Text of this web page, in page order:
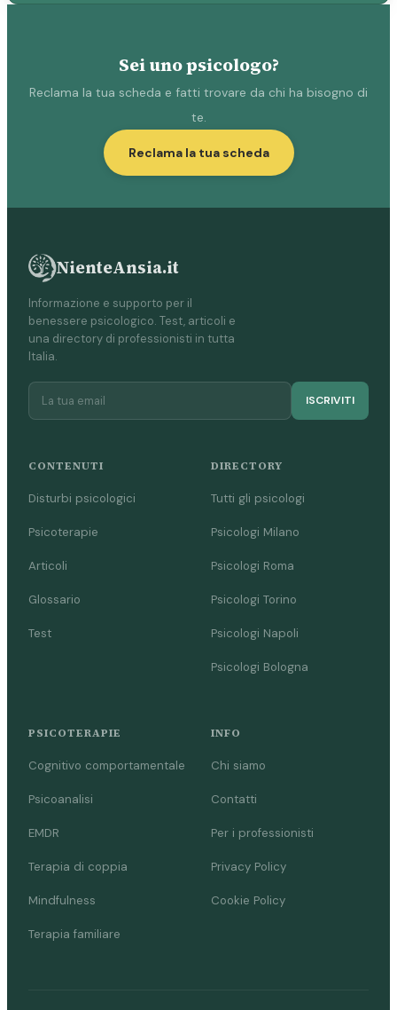
Sei uno psicologo?
Reclama la tua scheda e fatti trovare da chi ha bisogno di
te.
Reclama la tua scheda
NienteAnsia.it
Informazione e supporto per il
benessere psicologico. Test, articoli e
una directory di professionisti in tutta
Italia.
ISCRIVITI
CONTENUTI
Disturbi psicologici
Psicoterapie
Articoli
Glossario
Test
DIRECTORY
Tutti gli psicologi
Psicologi Milano
Psicologi Roma
Psicologi Torino
Psicologi Napoli
Psicologi Bologna
PSICOTERAPIE
Cognitivo comportamentale
Psicoanalisi
EMDR
Terapia di coppia
Mindfulness
Terapia familiare
INFO
Chi siamo
Contatti
Per i professionisti
Privacy Policy
Cookie Policy